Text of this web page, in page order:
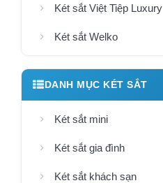
Két sắt Việt Tiệp Luxury
Két sắt Welko
DANH MỤC KÉT SẮT
Két sắt mini
Két sắt gia đình
Két sắt khách sạn